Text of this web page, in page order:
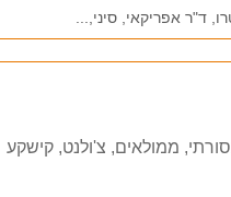
ד"ר אפריקאי, סיני,...
ממולאים, צ'ולנט, קישקע